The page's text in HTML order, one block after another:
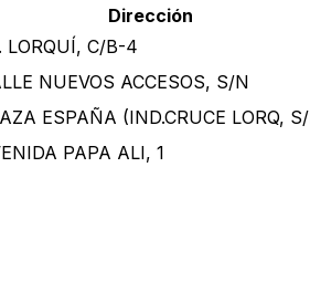
Dirección
LORQUÍ, C/B-4
NUEVOS ACCESOS, S/N
ESPAÑA (IND.CRUCE LORQ,
PAPA ALI, 1